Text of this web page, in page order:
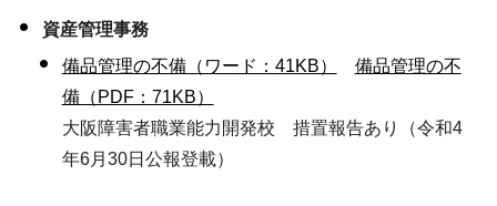
資産管理事務
備品管理の不備（ワード：41KB）
備品管理の不
備（PDF：71KB）
大阪障害者職業能力開発校 措置報告あり（令和4
年6月30日公報登載）